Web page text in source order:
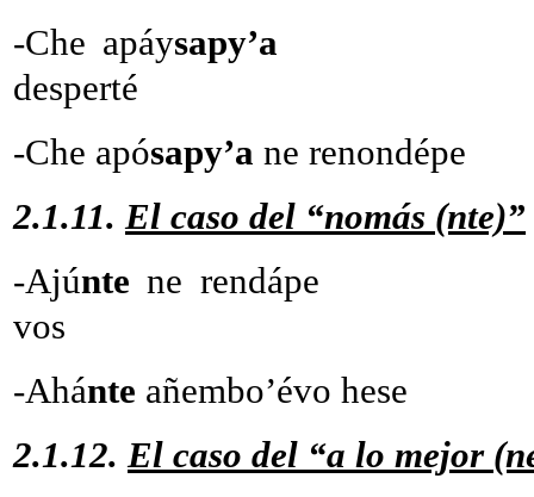
-Che apáy
desperté
-Che apósapy’a ne
2.1.11.El caso del “nomás (nte)”
-Ajúnte ne
vos
-Ahánte añembo’évo
2.1.12.El caso del “a lo mejor